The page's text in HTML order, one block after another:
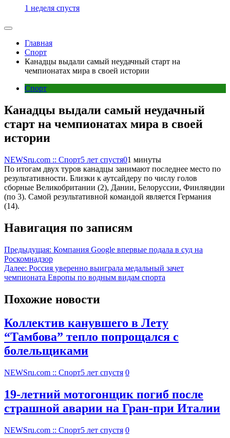
1 неделя спустя
Главная
Спорт
Канадцы выдали самый неудачный старт на
чемпионатах мира в своей истории
Спорт
Канадцы выдали самый неудачный
старт на чемпионатах мира в своей
истории
NEWSru.com :: Спорт5 лет спустя01 минуты
По итогам двух туров канадцы занимают последнее место по
результативности. Близки к аутсайдеру по числу голов
сборные Великобритании (2), Дании, Белоруссии, Финляндии
(по 3). Самой результативной командой является Германия
(14).
Навигация по записям
Предыдущая: Компания Google впервые подала в суд на
Роскомнадзор
Далее: Россия уверенно выиграла медальный зачет
чемпионата Европы по водным видам спорта
Похожие новости
Коллектив канувшего в Лету
“Тамбова” тепло попрощался с
болельщиками
NEWSru.com :: Спорт5 лет спустя 0
19-летний мотогонщик погиб после
страшной аварии на Гран-при Италии
NEWSru.com :: Спорт5 лет спустя 0